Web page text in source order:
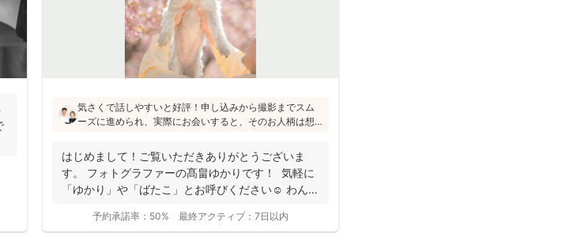
気さくで話しやすいと好評！申し込みから撮影までスム
ーズに進められ、実際にお会いすると、そのお人柄は想
フォトの研修をしっかり受講され、ウェディング業界経
験もあり、赤ちゃんから大人まで安心してお写りいただ
けます♪
はじめまして！ご覧いただきありがとうございま
す。 フォトグラファーの髙畠ゆかりです！ 気軽に
「ゆかり」や「ばたこ」とお呼びください☺︎ わんぱ
予約承諾率： 50% 最終アクティブ： 7日以内